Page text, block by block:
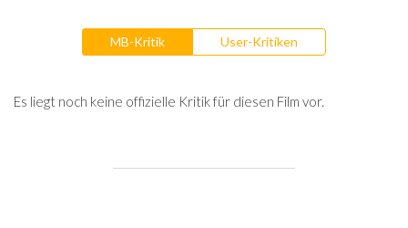
MB-Kritik User-Kritiken
Es liegt noch keine offizielle Kritik für diesen Film vor.